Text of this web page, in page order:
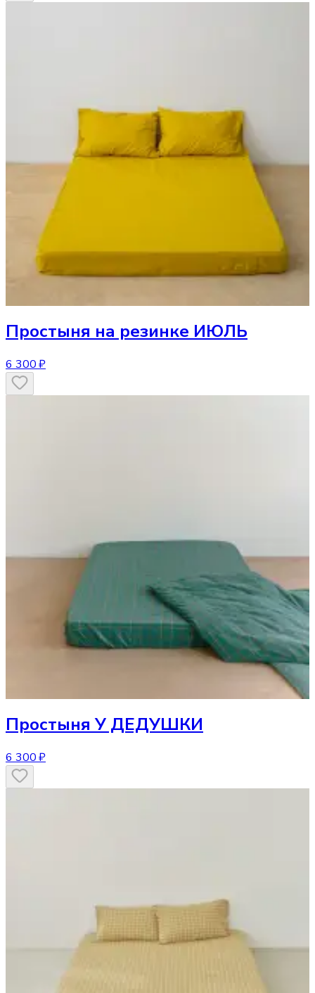
Простыня на резинке ИЮЛЬ
6 300 ₽
Простыня У ДЕДУШКИ
6 300 ₽